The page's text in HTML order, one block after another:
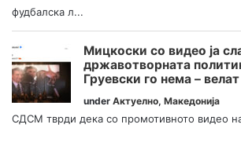
фудбалска л...
Мицкоски со видео ја
државотворната
Груевски го нема –
under Актуелно, Македонија
СДСМ тврди дека со промотивното видео